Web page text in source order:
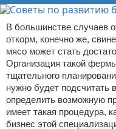
В большинстве случаев
откорм, конечно же,
мясо может стать
Организация такой
тщательного
нужно будет подсчитать
определить возможную
имеет такая процедура,
бизнес этой